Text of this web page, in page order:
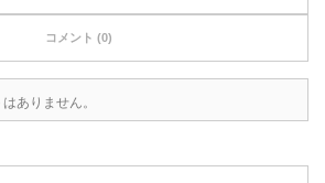
コメント (0)
ありません。